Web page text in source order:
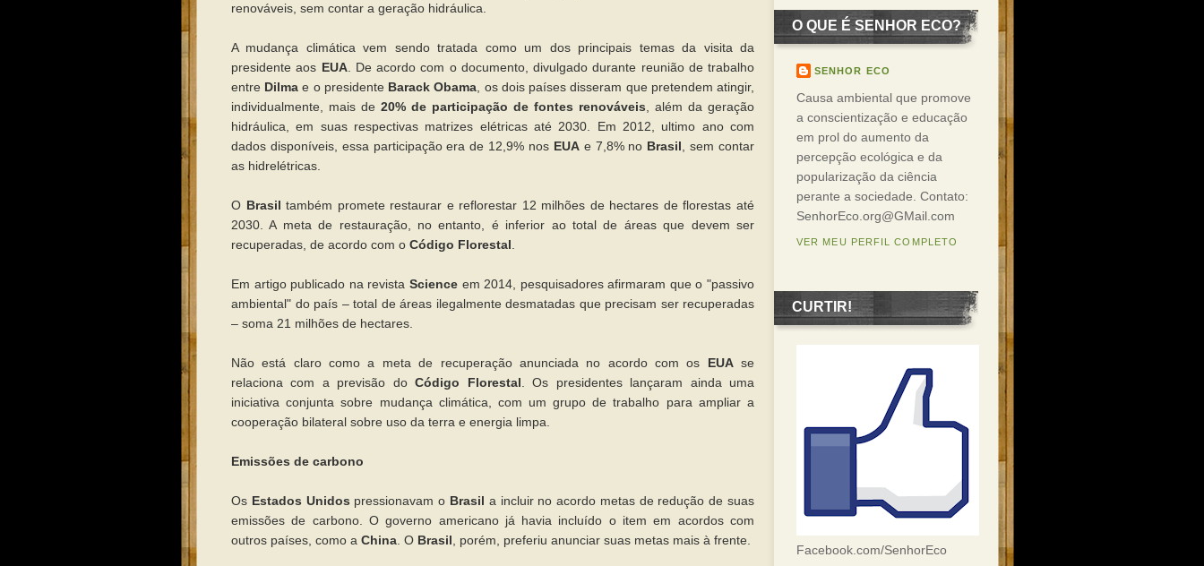
renováveis, sem contar a geração hidráulica.
A mudança climática vem sendo tratada como um dos principais temas da visita da
presidente aos EUA. De acordo com o documento, divulgado durante reunião de trabalho
entre Dilmae o presidente Barack Obama , os dois países disseram que pretendem atingir,
individualmente, mais de 20% de participação de fontes renováveis , além da geração
hidráulica, em suas respectivas matrizes elétricas até 2030. Em 2012, ultimo ano com
dados disponíveis, essa participação era de 12,9% nos EUAe 7,8% no Brasil , sem contar
as hidrelétricas.
O Brasiltambém promete restaurar e reflorestar 12 milhões de hectares de florestas até
2030. A meta de restauração, no entanto, é inferior ao total de áreas que devem ser
recuperadas, de acordo com o Código Florestal
Em artigo publicado na revista Scienceem 2014, pesquisadores afirmaram que o "passivo
ambiental" do país – total de áreas ilegalmente desmatadas que precisam ser recuperadas
– soma 21 milhões de hectares.
Não está claro como a meta de recuperação anunciada no acordo com os EUAse
relaciona com a previsão doCódigo Florestal . Os presidentes lançaram ainda uma
iniciativa conjunta sobre mudança climática, com um grupo de trabalho para ampliar a
cooperação bilateral sobre uso da terra e energia limpa.
Emissões de carbono
Os Estados Unidos pressionavam o Brasil a incluir no acordo metas de redução de suas
emissões de carbono. O governo americano já havia incluído o item em acordos com
outros países, como a China . O Brasil , porém, preferiu anunciar suas metas mais à frente.
O QUE É SENHOR ECO?
SENHOR ECO
Causa ambiental que promove
a conscientização e educação
em prol do aumento da
percepção ecológica e da
popularização da ciência
perante a sociedade. Contato:
SenhorEco.org@GMail.com
VER MEU PERFIL COMPLETO
CURTIR!
Facebook.com/SenhorEco